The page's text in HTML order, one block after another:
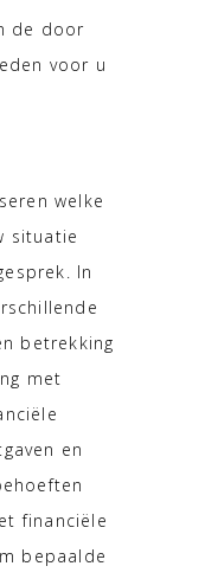
de door
voor u
welke
situatie
In
betrekking
met
en
financiële
bepaalde